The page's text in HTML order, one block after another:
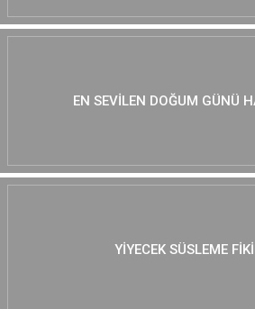
EN SEVILEN DOĞUM GÜNÜ
YIYECEK SÜSLEME